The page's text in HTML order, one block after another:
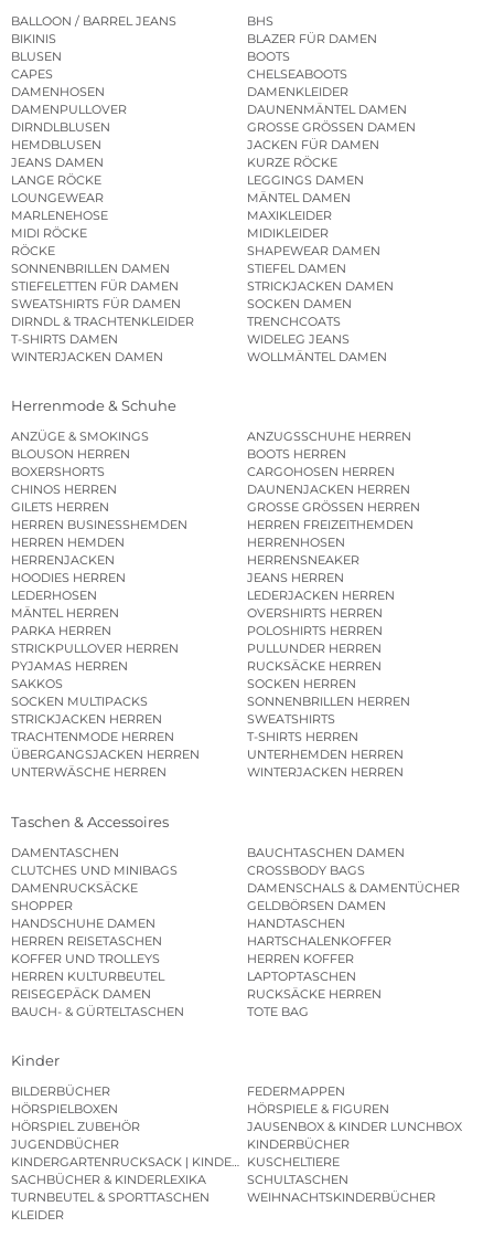
BALLOON / BARREL JEANS
BHS
BIKINIS
BLAZER FÜR DAMEN
BLUSEN
BOOTS
CAPES
CHELSEABOOTS
DAMENHOSEN
DAMENKLEIDER
DAMENPULLOVER
DAUNENMÄNTEL DAMEN
DIRNDLBLUSEN
GROSSE GRÖSSEN DAMEN
HEMDBLUSEN
JACKEN FÜR DAMEN
JEANS DAMEN
KURZE RÖCKE
LANGE RÖCKE
LEGGINGS DAMEN
LOUNGEWEAR
MÄNTEL DAMEN
MARLENEHOSE
MAXIKLEIDER
MIDI RÖCKE
MIDIKLEIDER
RÖCKE
SHAPEWEAR DAMEN
SONNENBRILLEN DAMEN
STIEFEL DAMEN
STIEFELETTEN FÜR DAMEN
STRICKJACKEN DAMEN
SWEATSHIRTS FÜR DAMEN
SOCKEN DAMEN
DIRNDL & TRACHTENKLEIDER
TRENCHCOATS
T-SHIRTS DAMEN
WIDELEG JEANS
WINTERJACKEN DAMEN
WOLLMÄNTEL DAMEN
Herrenmode & Schuhe
ANZÜGE & SMOKINGS
ANZUGSSCHUHE HERREN
BLOUSON HERREN
BOOTS HERREN
BOXERSHORTS
CARGOHOSEN HERREN
CHINOS HERREN
DAUNENJACKEN HERREN
GILETS HERREN
GROSSE GRÖSSEN HERREN
HERREN BUSINESSHEMDEN
HERREN FREIZEITHEMDEN
HERREN HEMDEN
HERRENHOSEN
HERRENJACKEN
HERRENSNEAKER
HOODIES HERREN
JEANS HERREN
LEDERHOSEN
LEDERJACKEN HERREN
MÄNTEL HERREN
OVERSHIRTS HERREN
PARKA HERREN
POLOSHIRTS HERREN
STRICKPULLOVER HERREN
PULLUNDER HERREN
PYJAMAS HERREN
RUCKSÄCKE HERREN
SAKKOS
SOCKEN HERREN
SOCKEN MULTIPACKS
SONNENBRILLEN HERREN
STRICKJACKEN HERREN
SWEATSHIRTS
TRACHTENMODE HERREN
T-SHIRTS HERREN
ÜBERGANGSJACKEN HERREN
UNTERHEMDEN HERREN
UNTERWÄSCHE HERREN
WINTERJACKEN HERREN
Taschen & Accessoires
DAMENTASCHEN
BAUCHTASCHEN DAMEN
CLUTCHES UND MINIBAGS
CROSSBODY BAGS
DAMENRUCKSÄCKE
DAMENSCHALS & DAMENTÜCHER
SHOPPER
GELDBÖRSEN DAMEN
HANDSCHUHE DAMEN
HANDTASCHEN
HERREN REISETASCHEN
HARTSCHALENKOFFER
KOFFER UND TROLLEYS
HERREN KOFFER
HERREN KULTURBEUTEL
LAPTOPTASCHEN
REISEGEPÄCK DAMEN
RUCKSÄCKE HERREN
BAUCH- & GÜRTELTASCHEN
TOTE BAG
Kinder
BILDERBÜCHER
FEDERMAPPEN
HÖRSPIELBOXEN
HÖRSPIELE & FIGUREN
HÖRSPIEL ZUBEHÖR
JAUSENBOX & KINDER LUNCHBOX
JUGENDBÜCHER
KINDERBÜCHER
KINDERGARTENRUCKSACK | KINDERGARTENBEUTEL
KUSCHELTIERE
SACHBÜCHER & KINDERLEXIKA
SCHULTASCHEN
TURNBEUTEL & SPORTTASCHEN
WEIHNACHTSKINDERBÜCHER
KLEIDER